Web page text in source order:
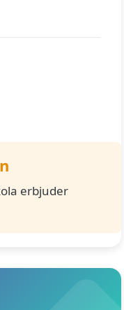
erbjuder